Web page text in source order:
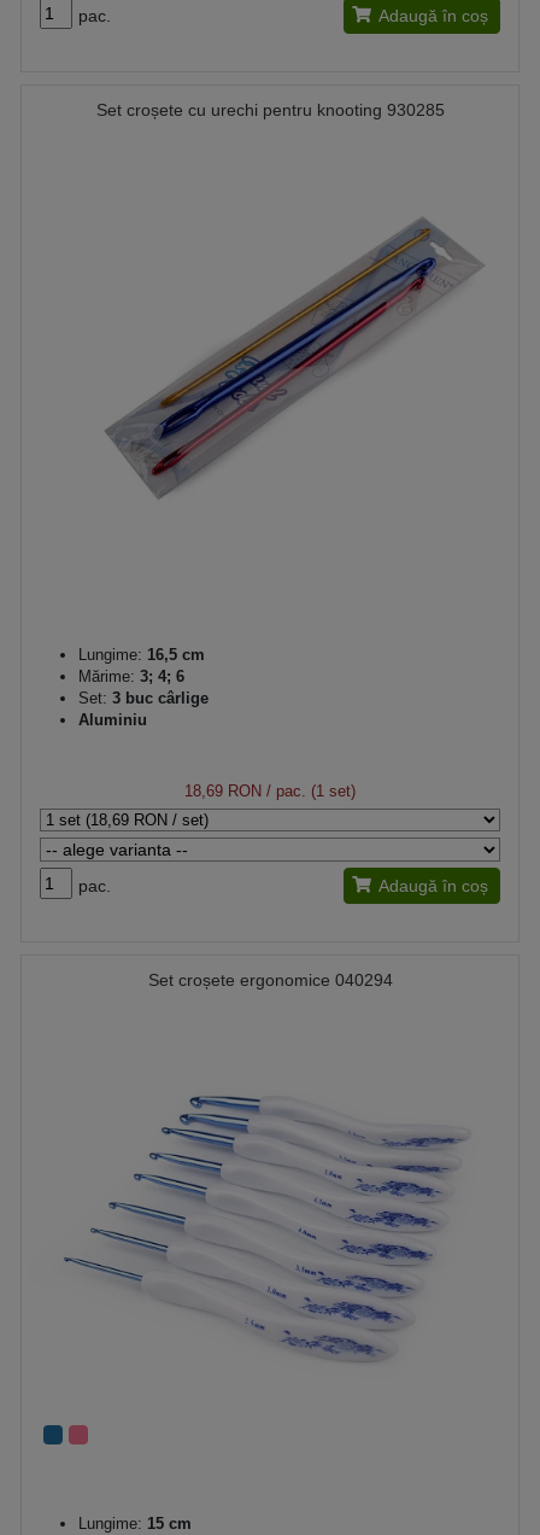
pac. Adaugă în coș
Set croșete cu urechi pentru knooting 930285
Lungime: 16,5 cm
Mărime: 3; 4; 6
Set: 3 buc cârlige
Aluminiu
18,69 RON / pac. (1 set)
pac. Adaugă în coș
Set croșete ergonomice 040294
Lungime: 15 cm